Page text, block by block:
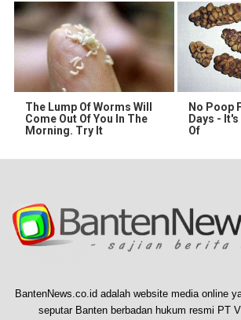
The Lump Of Worms Will
Come Out Of You In The
Morning. Try It
No Poop
Days -
Of
BantenNews.co.id adalah website media online
seputar Banten berbadan hukum resmi PT